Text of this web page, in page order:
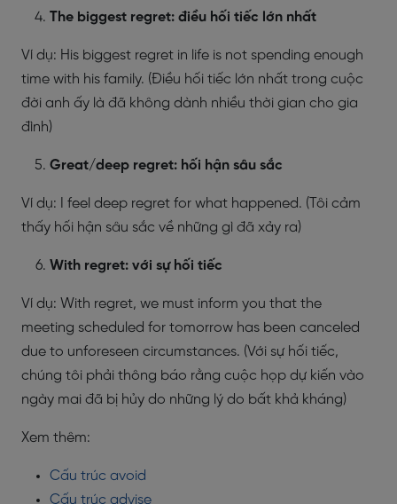
The biggest regret: điều hối tiếc lớn nhất
Ví dụ: His biggest regret in life is not spending enough
time with his family. (Điều hối tiếc lớn nhất trong cuộc
đời anh ấy là đã không dành nhiều thời gian cho gia
đình)
Great/deep regret: hối hận sâu sắc
Ví dụ: I feel deep regret for what happened. (Tôi cảm
thấy hối hận sâu sắc về những gì đã xảy ra)
With regret: với sự hối tiếc
Ví dụ: With regret, we must inform you that the
meeting scheduled for tomorrow has been canceled
due to unforeseen circumstances. (Với sự hối tiếc,
chúng tôi phải thông báo rằng cuộc họp dự kiến vào
ngày mai đã bị hủy do những lý do bất khả kháng)
Xem thêm:
Cấu trúc avoid
Cấu trúc advise